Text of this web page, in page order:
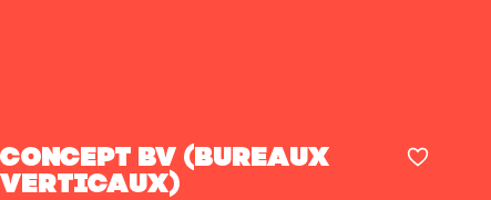
Concept BV (Bureaux
Verticaux)